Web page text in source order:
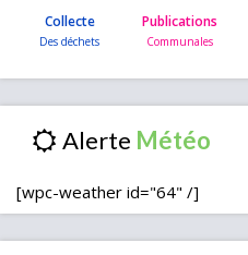
Collecte Publications
Alerte
[wpc-weather id="64" /]